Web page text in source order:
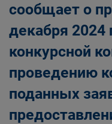
сообщает о
декабря 2024
конкурсной
проведению
поданных